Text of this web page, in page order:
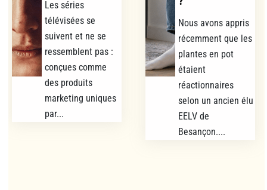
Les séries
télévisées se
suivent et ne se
ressemblent pas :
conçues comme
des produits
marketing uniques
par...
Nous avons appris
récemment que les
plantes en pot
étaient
réactionnaires
selon un ancien élu
EELV de
Besançon....